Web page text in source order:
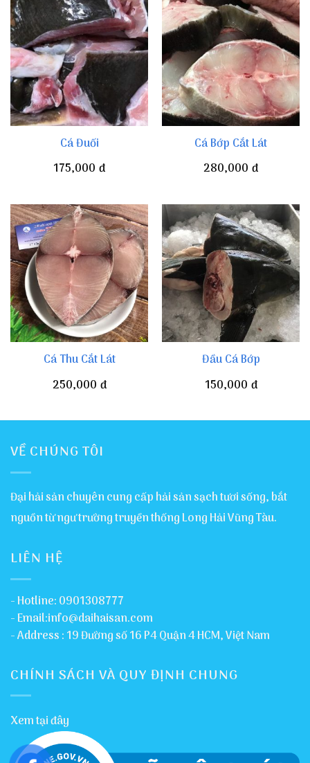
Cá Đuối
175,000 đ
Cá Bớp Cắt Lát
280,000 đ
Cá Thu Cắt Lát
250,000 đ
Đầu Cá Bớp
150,000 đ
VỀ CHÚNG TÔI
Đại hải sản chuyên cung cấp hải sản sạch tươi sống, bắt
nguồn từ ngư trường truyền thống Long Hải Vũng Tàu.
LIÊN HỆ
- Hotline: 0901308777
- Email:info@daihaisan.com
- Address : 19 Đường số 16 P4 Quận 4 HCM, Việt Nam
CHÍNH SÁCH VÀ QUY ĐỊNH CHUNG
Xem tại đây